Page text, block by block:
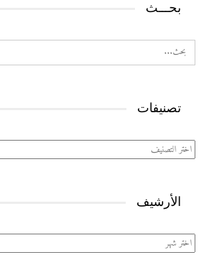
بحـــث
تصنيفات
تصنيفات
الأرشيف
الأرشيف